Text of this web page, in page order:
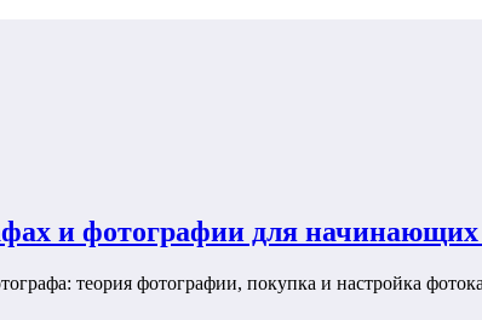
и фотографии для
теория фотографии, покупка и настройка